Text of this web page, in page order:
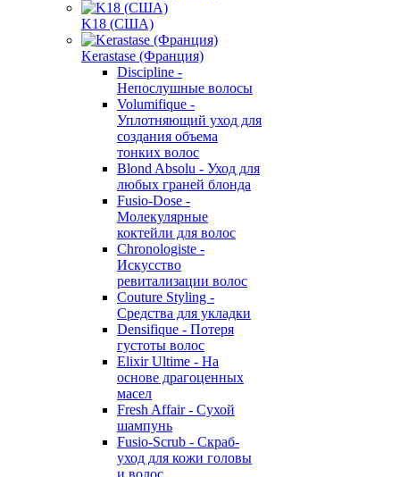
K18 (США)
Kerastase (Франция)
Discipline -
Непослушные волосы
Volumifique -
Уплотняющий уход для
создания объема
тонких волос
Blond Absolu - Уход для
любых граней блонда
Fusio-Dose -
Молекулярные
коктейли для волос
Chronologiste -
Искусство
ревитализации волос
Couture Styling -
Средства для укладки
Densifique - Потеря
густоты волос
Elixir Ultime - На
основе драгоценных
масел
Fresh Affair - Сухой
шампунь
Fusio-Scrub - Скраб-
уход для кожи головы
и волос